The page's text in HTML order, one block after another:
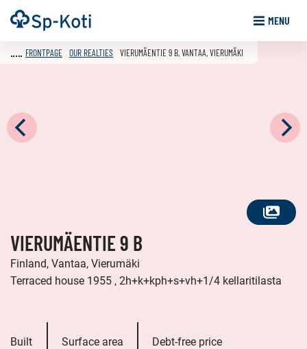
Go
to
Frontpage MENU
SEE
FRONTPAGE OUR REALTIES VIERUMÄENTIE 9 B, VANTAA, VIERUMÄKI
VIERUMÄENTIE 9 B
Finland, Vantaa, Vierumäki
Terraced house 1955 , 2h+k+kph+s+vh+1/4 kellaritilasta
Built Surface area Debt-free price